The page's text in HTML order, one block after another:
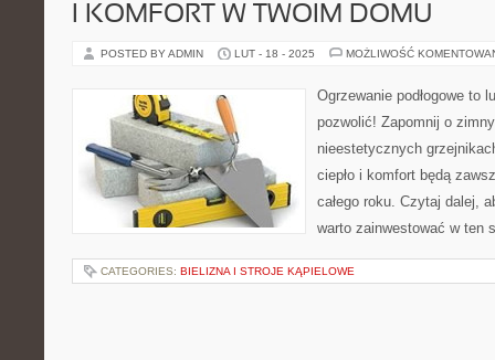
I KOMFORT W TWOIM DOMU
POSTED BY ADMIN LUT - 18 - 2025 MOŻLIWOŚĆ
Ogrzewanie podłogowe to
pozwolić! Zapomnij o
nieestetycznych
ciepło i komfort będą
całego roku. Czytaj dalej,
warto zainwestować w ten
CATEGORIES: BIELIZNA I STROJE KĄPIELOWE